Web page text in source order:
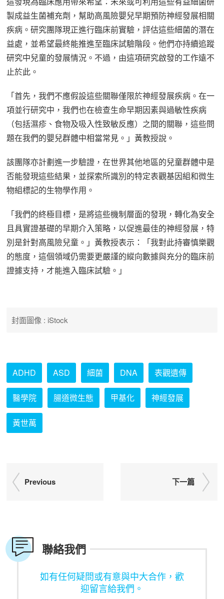
製成益生菌補充劑，幫助高風險嬰兒早期預防神經發展相關
疾病。研究團隊現正進行臨床前實驗，評估這些細菌的潛在
益處，並希望最終能推進至臨床試驗階段。他們亦持續追蹤
研究中兒童的發展情況。不過，由這項研究啟發的工作遠不
止於此。
「首先，我們不應假設這些關聯僅限於神經發展疾病。在一
項並行研究中，我們也在檢查生命早期因素與過敏性疾病
（包括濕疹、食物及吸入性致敏反應）之間的關聯，這些問
題在我們的嬰兒群體中相當常見。」黃教授說。
該團隊亦計劃進一步驗證，在世界其他地區的兒童群體中是
否能發現這些結果，並探索所識別的特定表觀基因組和微生
物組標記的生物學作用。
「我們的終極目標，是將這些機制層面的發現，轉化為安全
且具實證基礎的早期介入策略，以促進最佳的神經發展，特
別是針對高風險兒童。」黃教授表示：「我對此持審慎樂觀
的態度，這個領域仍需要更嚴謹的縱向數據與充分的臨床前
證據支持，才能進入臨床試驗。」
封面圖像 : iStock
ADHD ASD 細菌 DNA 表觀遺傳
醫學院 腸道微生態 甲基化 神經發展
黃世萬
Previous 下一篇
聯絡我們
如有任何疑問或有意與中大合作，歡
迎留言給我們。